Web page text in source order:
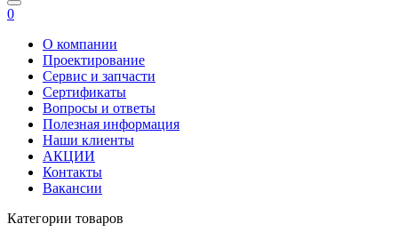
0
О компании
Проектирование
Сервис и запчасти
Сертификаты
Вопросы и ответы
Полезная информация
Наши клиенты
АКЦИИ
Контакты
Вакансии
Категории товаров